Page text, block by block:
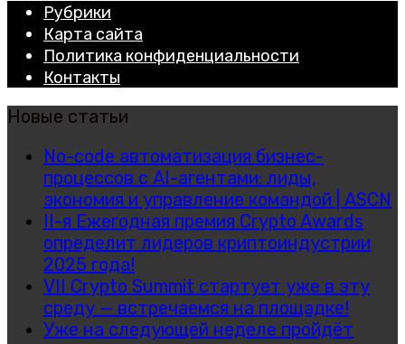
Рубрики
Карта сайта
Политика конфиденциальности
Контакты
Новые статьи
No-code автоматизация бизнес-
процессов с AI-агентами: лиды,
экономия и управление командой | ASCN
II-я Ежегодная премия Crypto Awards
определит лидеров криптоиндустрии
2025 года!
VII Crypto Summit стартует уже в эту
среду — встречаемся на площадке!
Уже на следующей неделе пройдёт